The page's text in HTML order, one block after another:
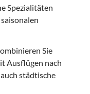
Spezialitäten
Sie
Ausflügen nach
städtische